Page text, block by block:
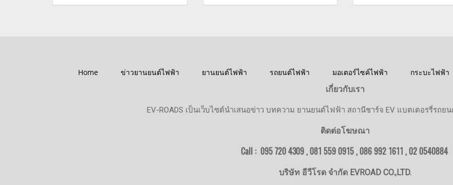
Home ข่าวยานยนต์ไฟฟ้า ยานยนต์ไฟฟ้า รถยนต์ไฟฟ้า มอเตอร์ไซค์ไฟฟ้า กระบะไฟฟ้า
เกี่ยวกับเรา
EV-ROADS เป็นเว็บไซต์นำเสนอข่าว บทความ ยานยนต์ไฟฟ้า สถานีชาร์จ EV แบตเตอรรี่รถ
ติดต่อโฆษณา
Call : 095 720 4309 , 081 559 0915 , 086 992 1611 ,02 0540884
บริษัท อีวีโรด จำกัด EVROAD CO.,LTD.